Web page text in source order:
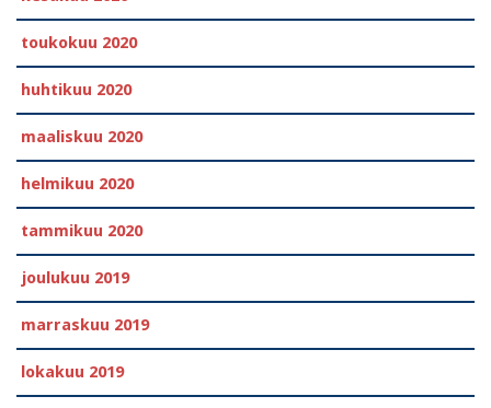
toukokuu 2020
huhtikuu 2020
maaliskuu 2020
helmikuu 2020
tammikuu 2020
joulukuu 2019
marraskuu 2019
lokakuu 2019